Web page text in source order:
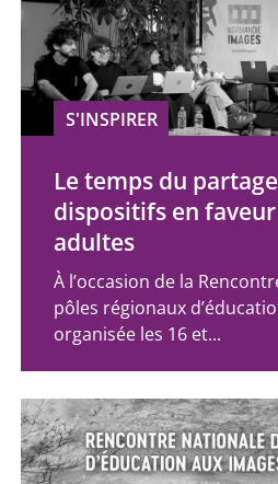
S'INSPIRER
Le temps du
dispositifs en
adultes
À l’occasion de la
pôles régionaux
organisée les 16 et...